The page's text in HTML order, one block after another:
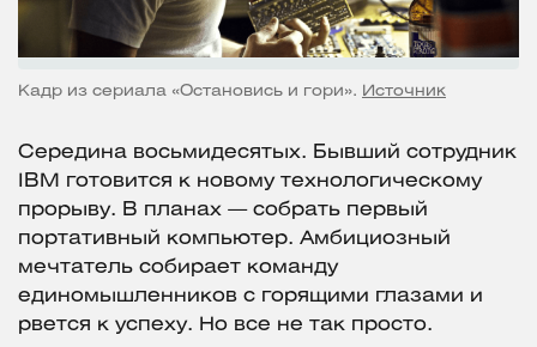
Кадр из сериала «Остановись и гори». Источник
Середина восьмидесятых. Бывший сотрудник
IBM готовится к новому технологическому
прорыву. В планах — собрать первый
портативный компьютер. Амбициозный
мечтатель собирает команду
единомышленников с горящими глазами и
рвется к успеху. Но все не так просто.